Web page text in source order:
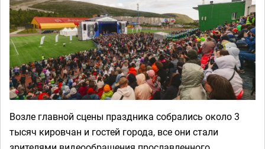
Возле главной сцены праздника собрались около 3
тысяч кировчан и гостей города, все они стали